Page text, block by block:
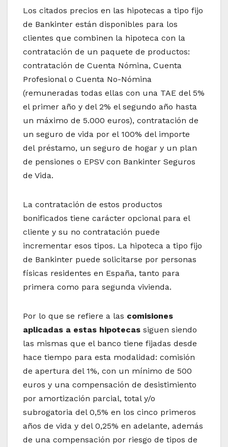
Los citados precios en las hipotecas a tipo fijo
de Bankinter están disponibles para los
clientes que combinen la hipoteca con la
contratación de un paquete de productos:
contratación de Cuenta Nómina, Cuenta
Profesional o Cuenta No-Nómina
(remuneradas todas ellas con una TAE del 5%
el primer año y del 2% el segundo año hasta
un máximo de 5.000 euros), contratación de
un seguro de vida por el 100% del importe
del préstamo, un seguro de hogar y un plan
de pensiones o EPSV con Bankinter Seguros
de Vida.
La contratación de estos productos
bonificados tiene carácter opcional para el
cliente y su no contratación puede
incrementar esos tipos. La hipoteca a tipo fijo
de Bankinter puede solicitarse por personas
físicas residentes en España, tanto para
primera como para segunda vivienda.
Por lo que se refiere a las comisiones
aplicadas a estas hipotecas siguen siendo
las mismas que el banco tiene fijadas desde
hace tiempo para esta modalidad: comisión
de apertura del 1%, con un mínimo de 500
euros y una compensación de desistimiento
por amortización parcial, total y/o
subrogatoria del 0,5% en los cinco primeros
años de vida y del 0,25% en adelante, además
de una compensación por riesgo de tipos de